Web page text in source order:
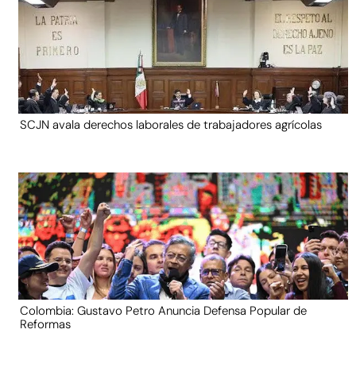
SCJN avala derechos laborales de trabajadores agrícolas
Colombia: Gustavo Petro Anuncia Defensa Popular de
Reformas